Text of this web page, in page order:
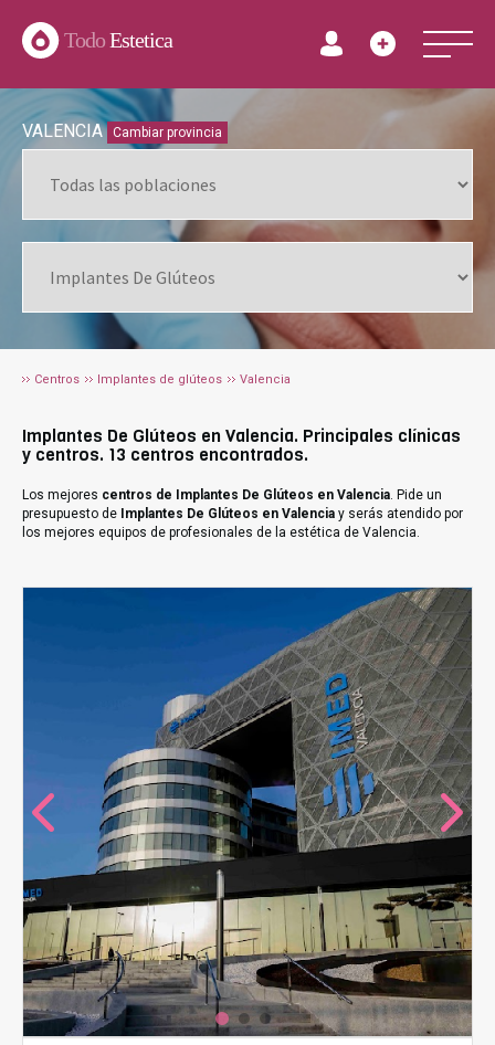
TodoEstetica
VALENCIA Cambiar provincia
Centros Implantes de glúteos Valencia
Implantes De Glúteos en Valencia. Principales clínicas
y centros. 13 centros encontrados.
Los mejores centros de Implantes De Glúteos en Valencia. Pide un
presupuesto de Implantes De Glúteos en Valencia y serás atendido por
los mejores equipos de profesionales de la estética de Valencia.